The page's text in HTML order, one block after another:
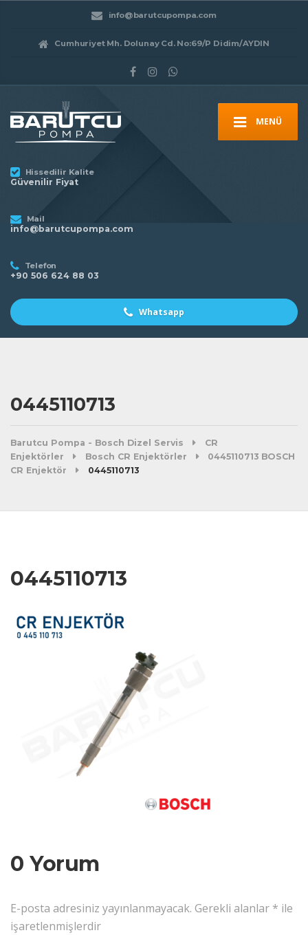
info@barutcupompa.com
Cumhuriyet Mh. Dolunay Cd. No:69/P Didim/AYDIN
MENÜ
Hissedilir Kalite
Güvenilir Fiyat
Mail
info@barutcupompa.com
Telefon
+90 506 624 88 03
Whatsapp
0445110713
Barutcu Pompa - Bosch Dizel Servis
CR
Enjektörler
Bosch CR Enjektörler
0445110713 BOSCH
CR Enjektör
0445110713
0445110713
0 Yorum
E-posta adresiniz yayınlanmayacak. Gerekli alanlar * ile
işaretlenmişlerdir